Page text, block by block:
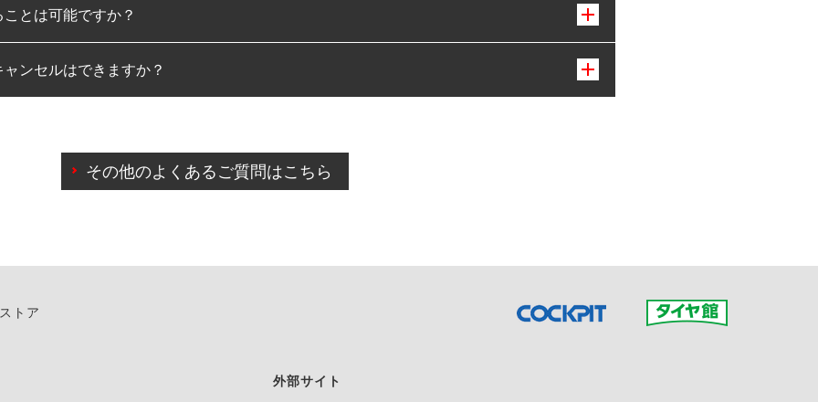
みとなります。
とは可能ですか？
可能です。
ンセルはできますか？
によりご予約のキャンセルをご希望の際は、直接ご予約いただいた店舗へご連絡くださ
その他のよくあるご質問はこちら
トア
外部サイト